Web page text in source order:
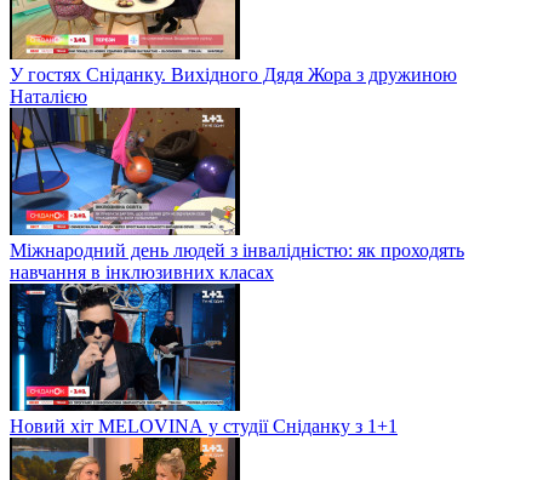
У гостях Сніданку. Вихідного Дядя Жора з дружиною
Наталією
Міжнародний день людей з інвалідністю: як проходять
навчання в інклюзивних класах
Новий хіт MELOVINА у студії Сніданку з 1+1